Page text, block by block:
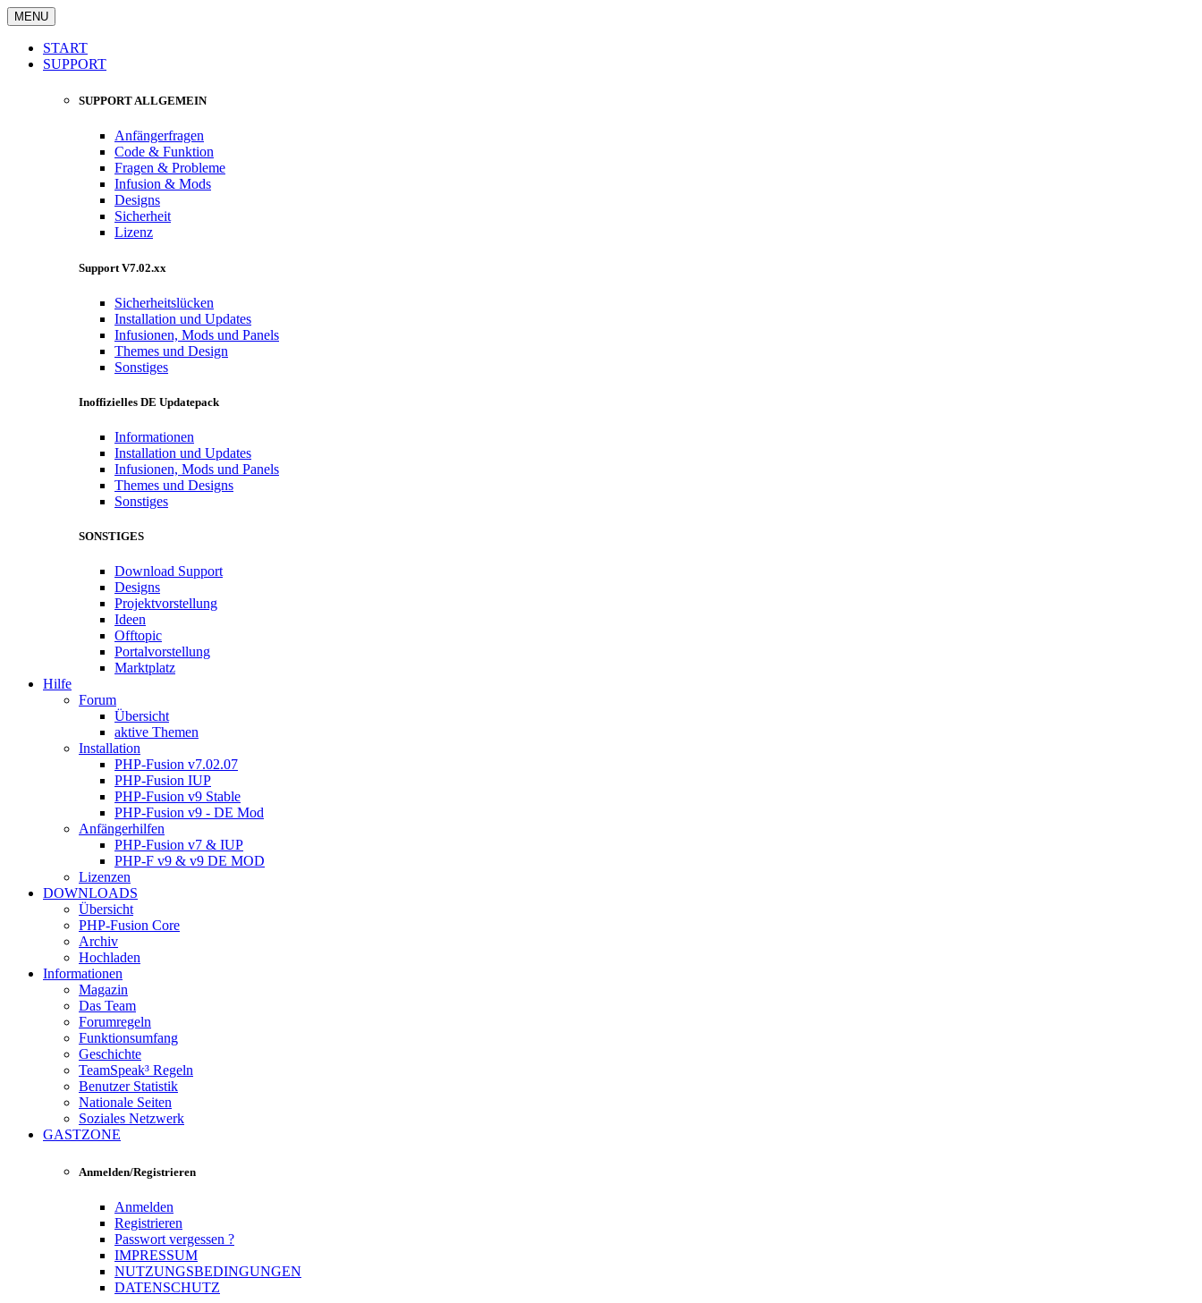
MENU
START
SUPPORT
SUPPORT ALLGEMEIN
Anfängerfragen
Code & Funktion
Fragen & Probleme
Infusion & Mods
Designs
Sicherheit
Lizenz
Support V7.02.xx
Sicherheitslücken
Installation und Updates
Infusionen, Mods und Panels
Themes und Design
Sonstiges
Inoffizielles DE Updatepack
Informationen
Installation und Updates
Infusionen, Mods und Panels
Themes und Designs
Sonstiges
SONSTIGES
Download Support
Designs
Projektvorstellung
Ideen
Offtopic
Portalvorstellung
Marktplatz
Hilfe
Forum
Übersicht
aktive Themen
Installation
PHP-Fusion v7.02.07
PHP-Fusion IUP
PHP-Fusion v9 Stable
PHP-Fusion v9 - DE Mod
Anfängerhilfen
PHP-Fusion v7 & IUP
PHP-F v9 & v9 DE MOD
Lizenzen
DOWNLOADS
Übersicht
PHP-Fusion Core
Archiv
Hochladen
Informationen
Magazin
Das Team
Forumregeln
Funktionsumfang
Geschichte
TeamSpeak³ Regeln
Benutzer Statistik
Nationale Seiten
Soziales Netzwerk
GASTZONE
Anmelden/Registrieren
Anmelden
Registrieren
Passwort vergessen ?
IMPRESSUM
NUTZUNGSBEDINGUNGEN
DATENSCHUTZ